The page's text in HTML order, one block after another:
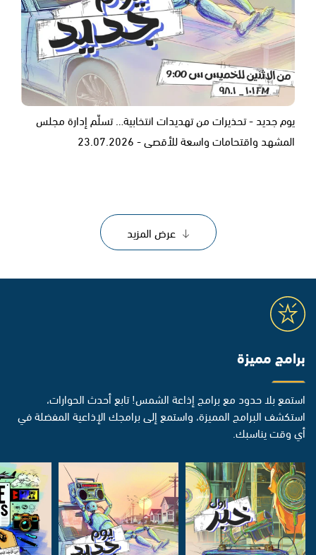
يوم جديد - تحذيرات من تهديدات انتخابية… تسلّم إدارة مجلس
المشهد واقتحامات واسعة للأقصى - 23.07.2026
عرض المزيد
برامج مميزة
استمع بلا حدود مع برامج إذاعة الشمس! تابع أحدث الحوارات،
استكشف البرامج المميزة، واستمع إلى برامجك الإذاعية المفضلة في
أي وقت يناسبك.